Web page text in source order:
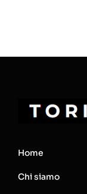
Home
Chi siamo